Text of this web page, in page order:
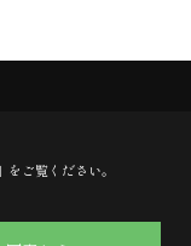
」をご覧ください。